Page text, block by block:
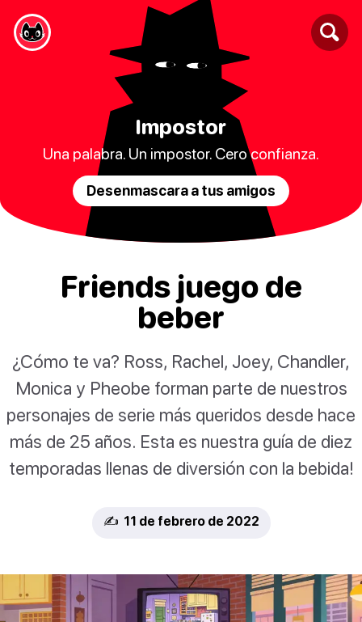
Impostor
Una palabra. Un impostor. Cero confianza.
Desenmascara a tus amigos
Friends juego de
beber
¿Cómo te va? Ross, Rachel, Joey, Chandler,
Monica y Pheobe forman parte de nuestros
personajes de serie más queridos desde hace
más de 25 años. Esta es nuestra guía de diez
temporadas llenas de diversión con la bebida!
✍️ 11 de febrero de 2022